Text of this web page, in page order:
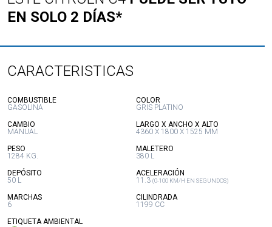
EN SOLO 2 DÍAS*
CARACTERISTICAS
COMBUSTIBLE:
GASOLINA
COLOR
GRIS PLATINO
CAMBIO
MANUAL
LARGO X ANCHO X ALTO
4360 X 1800 X 1525 MM
PESO
1284 KG.
MALETERO
380 L
DEPÓSITO
50 L
ACELERACIÓN
11.3 (0-100 KM/H EN SEGUNDOS)
MARCHAS:
6
CILINDRADA:
1199 CC
ETIQUETA AMBIENTAL